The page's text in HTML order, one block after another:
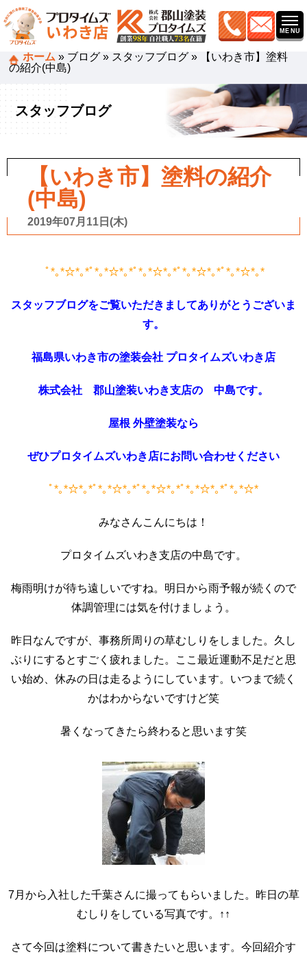
ホーム » ブログ » スタッフブログ »
【いわき市】塗料
の紹介(中島)
スタッフブログ
【いわき市】塗料の紹介
(中島)
2019年07月11日(木)
ﾟ*｡*☆*｡*ﾟ*｡*☆*｡*ﾟ*｡*☆*｡*ﾟ*｡*☆*｡*ﾟ*｡*☆*｡*
スタッフブログをご覧いただきましてありがとうございま
す。
福島県いわき市の塗装会社 プロタイムズいわき店
株式会社 郡山塗装いわき支店の 中島です。
屋根 外壁塗装なら
ぜひプロタイムズいわき店にお問い合わせください
ﾟ*｡*☆*｡*ﾟ*｡*☆*｡*ﾟ*｡*☆*｡*ﾟ*｡*☆*｡*ﾟ*｡*☆*
みなさんこんにちは！
プロタイムズいわき支店の中島です。
梅雨明けが待ち遠しいですね。明日から雨予報が続くので
体調管理には気を付けましょう。
昨日なんですが、事務所周りの草むしりをしました。久し
ぶりにするとすごく疲れました。ここ最近運動不足だと思
い始め、休みの日は走るようにしています。いつまで続く
かはわからないですけど笑
暑くなってきたら終わると思います笑
7月から入社した千葉さんに撮ってもらいました。昨日の草
むしりをしている写真です。↑↑
さて今回は塗料について書きたいと思います。今回紹介す